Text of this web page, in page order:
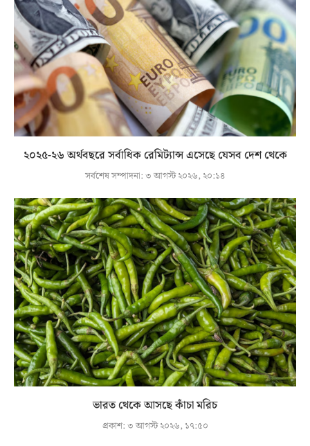
২০২৫-২৬ অর্থবছরে সর্বাধিক রেমিট্যান্স এসেছে যেসব দেশ থেকে
সর্বশেষ সম্পাদনা:৩ আগস্ট ২০২৬, ২০:১৪
ভারত থেকে আসছে কাঁচা মরিচ
প্রকাশ:৩ আগস্ট ২০২৬, ১৭:৫০